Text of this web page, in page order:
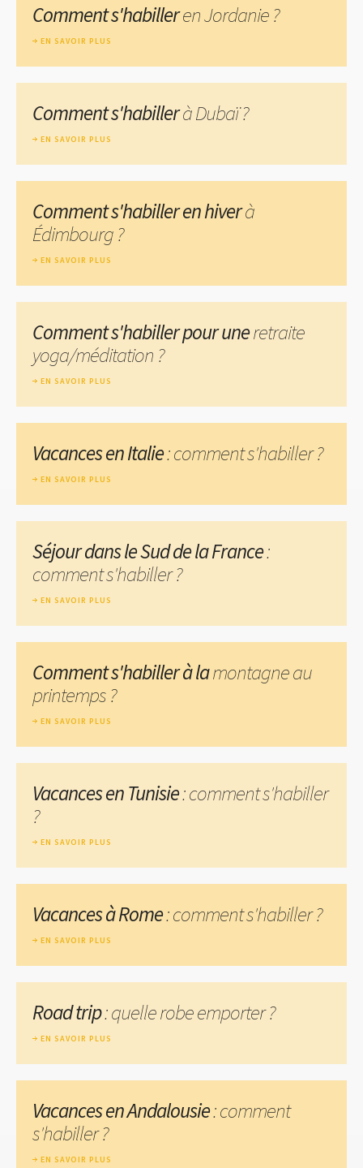
Comment s'habilleren Jordanie ?
EN SAVOIR PLUS
Comment s'habillerà Dubaï ?
EN SAVOIR PLUS
Comment s'habiller en hiverà
Édimbourg ?
EN SAVOIR PLUS
Comment s'habiller pour uneretraite
yoga/méditation ?
EN SAVOIR PLUS
Vacances en Italie: comment s'habiller ?
EN SAVOIR PLUS
Séjour dans le Sud de la France:
comment s'habiller ?
EN SAVOIR PLUS
Comment s'habiller à lamontagne au
printemps ?
EN SAVOIR PLUS
Vacances en Tunisie: comment s'habiller
?
EN SAVOIR PLUS
Vacances à Rome: comment s'habiller ?
EN SAVOIR PLUS
Road trip: quelle robe emporter ?
EN SAVOIR PLUS
Vacances en Andalousie: comment
s'habiller ?
EN SAVOIR PLUS